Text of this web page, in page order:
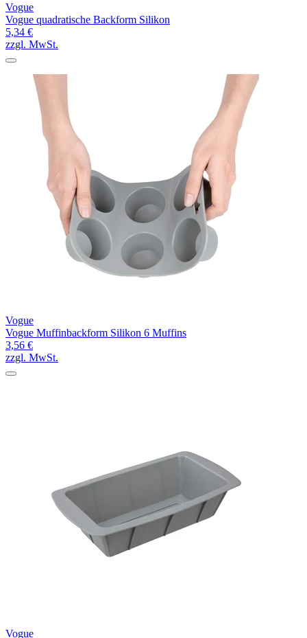
Vogue
Vogue quadratische Backform Silikon
5,34 €
zzgl. MwSt.
Vogue
Vogue Muffinbackform Silikon 6 Muffins
3,56 €
zzgl. MwSt.
Vogue